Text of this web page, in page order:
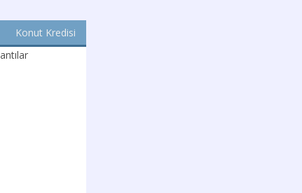
Konut Kredisi